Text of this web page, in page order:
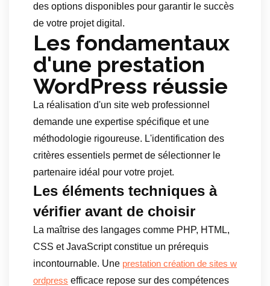
des options disponibles pour garantir le succès
de votre projet digital.
Les fondamentaux
d'une prestation
WordPress réussie
La réalisation d'un site web professionnel
demande une expertise spécifique et une
méthodologie rigoureuse. L'identification des
critères essentiels permet de sélectionner le
partenaire idéal pour votre projet.
Les éléments techniques à
vérifier avant de choisir
La maîtrise des langages comme PHP, HTML,
CSS et JavaScript constitue un prérequis
incontournable. Une prestation création de sites w
ordpress efficace repose sur des compétences